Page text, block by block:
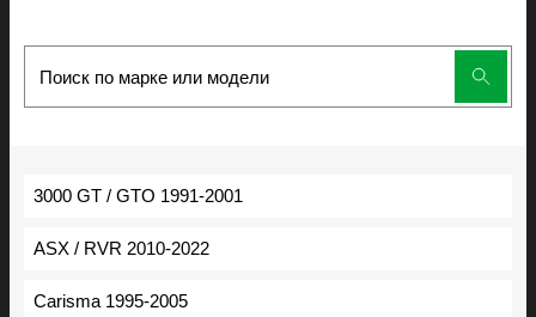
3000 GT / GTO 1991-2001
ASX / RVR 2010-2022
Carisma 1995-2005